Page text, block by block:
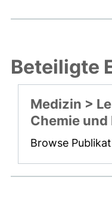
Beteiligte
Medizin >
Chemie
Browse